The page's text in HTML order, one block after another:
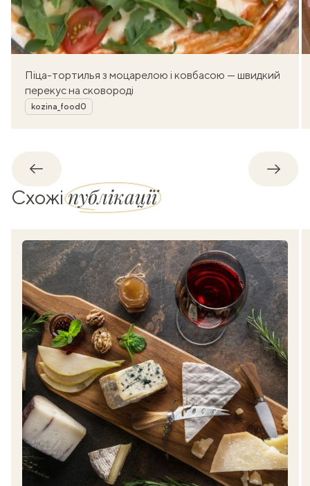
Піца-тортилья з моцарелою і ковбасою — швидкий
перекус на сковороді
Автор
kozina_food0
Назад
Схожіпублікації